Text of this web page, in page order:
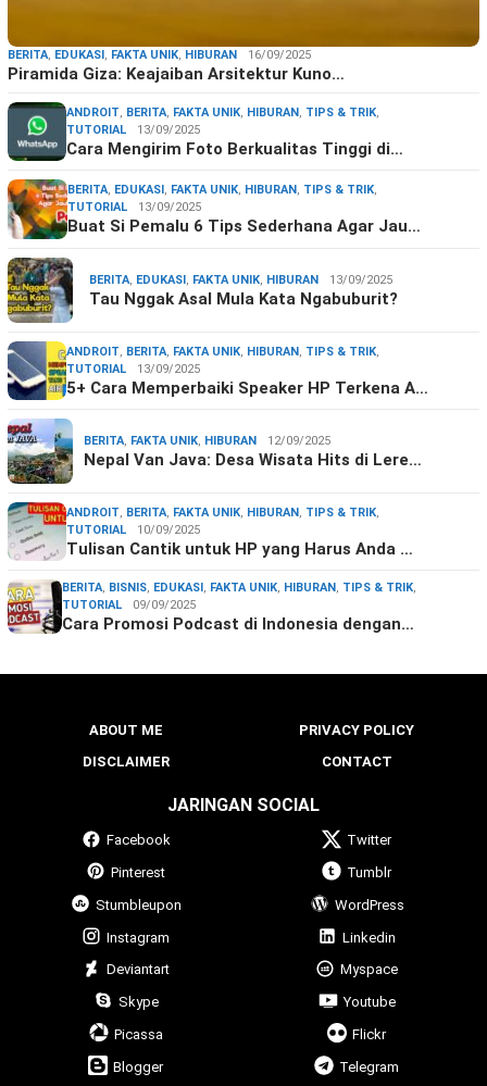
BERITA, EDUKASI, FAKTA UNIK, HIBURAN 16/09/2025
Piramida Giza: Keajaiban Arsitektur Kuno…
ANDROIT, BERITA, FAKTA UNIK, HIBURAN, TIPS & TRIK,
TUTORIAL
13/09/2025
Cara Mengirim Foto Berkualitas Tinggi di…
BERITA, EDUKASI, FAKTA UNIK, HIBURAN, TIPS & TRIK,
TUTORIAL
13/09/2025
Buat Si Pemalu 6 Tips Sederhana Agar Jau…
BERITA, EDUKASI, FAKTA UNIK, HIBURAN 13/09/2025
Tau Nggak Asal Mula Kata Ngabuburit?
ANDROIT, BERITA, FAKTA UNIK, HIBURAN, TIPS & TRIK,
TUTORIAL
13/09/2025
5+ Cara Memperbaiki Speaker HP Terkena A…
BERITA, FAKTA UNIK, HIBURAN 12/09/2025
Nepal Van Java: Desa Wisata Hits di Lere…
ANDROIT, BERITA, FAKTA UNIK, HIBURAN, TIPS & TRIK,
TUTORIAL
10/09/2025
Tulisan Cantik untuk HP yang Harus Anda …
BERITA, BISNIS, EDUKASI, FAKTA UNIK, HIBURAN, TIPS & TRIK,
TUTORIAL
09/09/2025
Cara Promosi Podcast di Indonesia dengan…
ABOUT ME
PRIVACY POLICY
DISCLAIMER
CONTACT
JARINGAN SOCIAL
Facebook
Twitter
Pinterest
Tumblr
Stumbleupon
WordPress
Instagram
Linkedin
Deviantart
Myspace
Skype
Youtube
Picassa
Flickr
Blogger
Telegram